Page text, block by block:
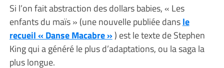
Si l’on fait abstraction des dollars babies, « Les
enfants du maïs » (une nouvelle publiée dansle
recueil « Danse Macabre ») est le texte de Stephen
King qui a généré le plus d’adaptations, ou la saga la
plus longue.